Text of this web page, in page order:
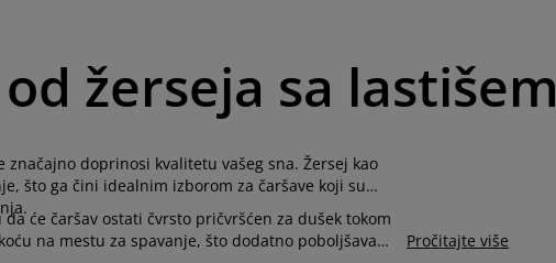
žerseja sa lastišem
značajno doprinosi kvalitetu vašeg sna. Žersej kao
što ga čini idealnim izborom za čaršave koji su
će čaršav ostati čvrsto pričvršćen za dušek tokom
na mestu za spavanje, što dodatno poboljšava
Pročitajte više